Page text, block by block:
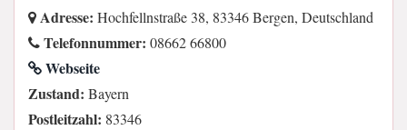
Adresse: Hochfellnstraße 38, 83346 Bergen, Deutschland
Telefonnummer: 08662 66800
Webseite
Zustand: Bayern
Postleitzahl: 83346